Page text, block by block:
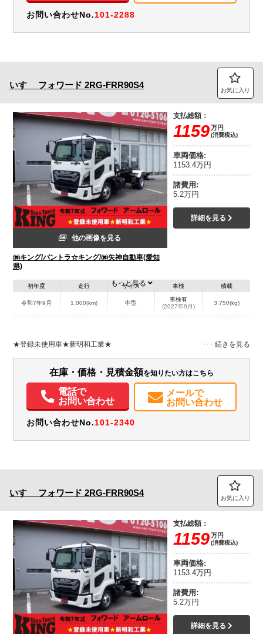
お問い合わせNo.101-2288
いすゞ フォワード 2RG-FRR90S4 お気に入り
他の画像を見る
㈱キング/バントラ☆キング/㈱矢神自動車(愛知
県)
支払総額：
1159万円
(消費税込)
車両価格:
1153.4万円
諸費用:
5.2万円
詳細を見る
初年度
令和7年9月
走行
1,000(km)
サイズ
中型
車検
車検有
(2027年9月)
積載
3,750(kg)
愛知県 - 無
装備情報
エアコン パワステ パワーウィンドウ
もっと見る
★登録未使用車★新明和工業★
在庫・価格・見積金額を知りたい方はこちら
電話で
お問い合わせ
メールで
お問い合わせ
お問い合わせNo.101-2340
いすゞ フォワード 2RG-FRR90S4 お気に入り
支払総額：
1159万円
(消費税込)
車両価格:
1153.4万円
諸費用:
5.2万円
詳細を見る